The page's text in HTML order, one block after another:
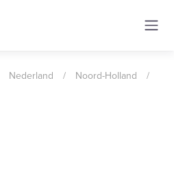
Nederland / Noord-Holland
/